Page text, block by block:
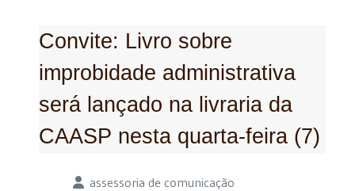
Convite: Livro sobre
improbidade administrativa
será lançado na livraria da
CAASP nesta quarta-feira (7)
Detalhes assessoria de comunicação